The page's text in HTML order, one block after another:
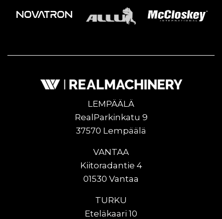
LEMPÄÄLÄ
RealParkinkatu 9
37570 Lempäälä
VANTAA
Kiitoradantie 4
01530 Vantaa
TURKU
Eteläkaari 10